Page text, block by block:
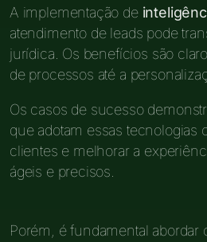
A implementação de
atendimento de leads pode
jurídica. Os benefícios são
de processos até a
Os casos de sucesso
que adotam essas tecnologias
clientes e melhorar a
ágeis e precisos.
Porém, é fundamental abordar